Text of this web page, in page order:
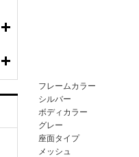
フレームカラー
シルバー
ボディカラー
グレー
座面タイプ
メッシュ